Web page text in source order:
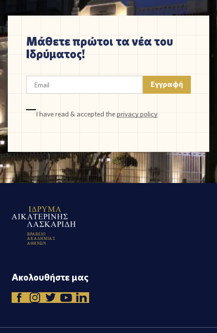
Μάθετε πρώτοι τα νέα του
Ιδρύματος!
I have read & accepted theprivacy policy
ΒΡΑΒΕΙΟ
ΑΚΑΔΗΜΙΑ Σ
Α ΘΗΝΩΝ
Ακολουθήστε μας